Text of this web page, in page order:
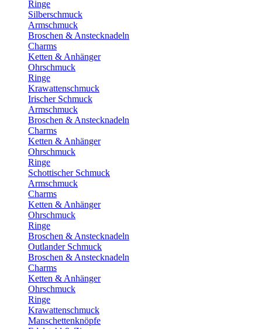
Ringe
Silberschmuck
Armschmuck
Broschen & Anstecknadeln
Charms
Ketten & Anhänger
Ohrschmuck
Ringe
Krawattenschmuck
Irischer Schmuck
Armschmuck
Broschen & Anstecknadeln
Charms
Ketten & Anhänger
Ohrschmuck
Ringe
Schottischer Schmuck
Armschmuck
Charms
Ketten & Anhänger
Ohrschmuck
Ringe
Broschen & Anstecknadeln
Outlander Schmuck
Broschen & Anstecknadeln
Charms
Ketten & Anhänger
Ohrschmuck
Ringe
Krawattenschmuck
Manschettenknöpfe